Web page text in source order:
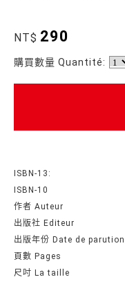
NT$ 290
購買數量 Quantité:
ISBN-13:
ISBN-10
作者 Auteur
出版社 Editeur
出版年份 Date de parution
頁數 Pages
尺吋 La taille